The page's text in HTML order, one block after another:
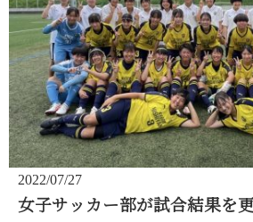
2022/07/27
女子サッカー部が試合結果を